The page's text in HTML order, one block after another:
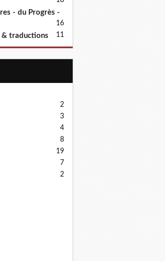
- du Progrès -
16
traductions 11
2
3
4
8
19
7
2